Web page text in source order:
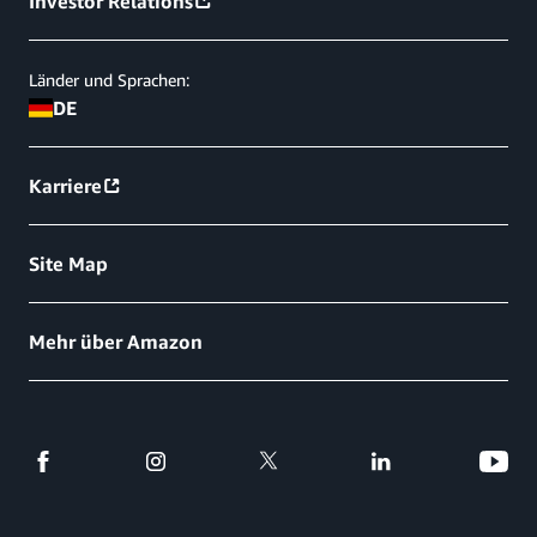
Länder und Sprachen:
DE
Karriere
Site Map
Mehr über Amazon